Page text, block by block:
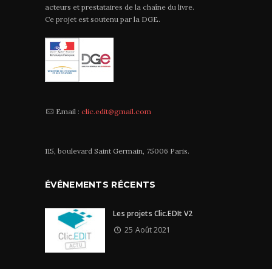
acteurs et prestataires de la chaîne du livre.
Ce projet est soutenu par la DGE.
Email : clic.edit@gmail.com
115, boulevard Saint Germain, 75006 Paris.
ÉVÉNEMENTS RÉCENTS
Les projets Clic.EDIt V2
25 Août 2021